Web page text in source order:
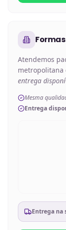
Atendemos
metropolitana
entrega
Mesma
Entrega
Entrega na